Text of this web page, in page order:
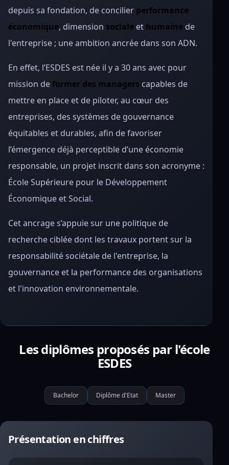
depuis sa fondation, de concilier performance
économique, dimension sociale et humaine de
l'entreprise ; une ambition ancrée dans son ADN.
En effet, l’ESDES est née il y a 30 ans avec pour
mission deformer des managers capables de
mettre en place et de piloter, au cœur des
entreprises, des systèmes de gouvernance
équitables et durables, afin de favoriser
l’émergence déjà perceptible d’une économie
responsable, un projet inscrit dans son acronyme :
École Supérieure pour le Développement
Économique et Social.
Cet ancrage s’appuie sur une politique de
recherche ciblée dont les travaux portent sur la
responsabilité sociétale de l'entreprise, la
gouvernance et la performance des organisations
et l'innovation environnementale.
Les diplômes proposés par l'école
ESDES
Bachelor Diplôme d'Etat Master
Présentation en chiffres